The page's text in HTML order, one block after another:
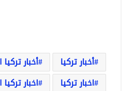
أخبار تركيا أخبار
اخبار تركيا
اخبار